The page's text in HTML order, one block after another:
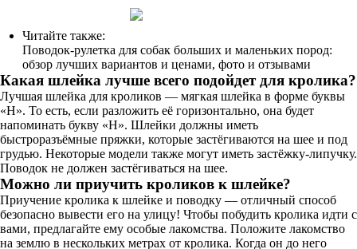
Читайте также:
Поводок-рулетка для собак больших и маленьких пород:
обзор лучших вариантов и ценами, фото и отзывами
Какая шлейка лучше всего подойдет для кролика?
Лучшая шлейка для кроликов — мягкая шлейка в форме буквы
«Н». То есть, если разложить её горизонтально, она будет
напоминать букву «Н». Шлейки должны иметь
быстроразъёмные пряжки, которые застёгиваются на шее и под
грудью. Некоторые модели также могут иметь застёжку-липучку.
Поводок не должен застёгиваться на шее.
Можно ли приучить кроликов к шлейке?
Приучение кролика к шлейке и поводку — отличный способ
безопасно вывести его на улицу! Чтобы побудить кролика идти с
вами, предлагайте ему особые лакомства. Положите лакомство
на землю в нескольких метрах от кролика. Когда он до него